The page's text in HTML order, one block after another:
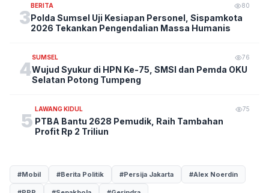
3
BERITA 80
Polda Sumsel Uji Kesiapan Personel, Sispamkota
2026 Tekankan Pengendalian Massa Humanis
4
SUMSEL 76
Wujud Syukur di HPN Ke-75, SMSI dan Pemda OKU
Selatan Potong Tumpeng
5
LAWANG KIDUL 75
PTBA Bantu 2628 Pemudik, Raih Tambahan
Profit Rp 2 Triliun
#Mobil #Berita Politik #Persija Jakarta #Alex Noerdin